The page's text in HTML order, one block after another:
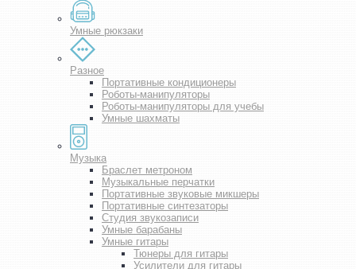
Умные рюкзаки
Разное
Портативные кондиционеры
Роботы-манипуляторы
Роботы-манипуляторы для учебы
Умные шахматы
Музыка
Браслет метроном
Музыкальные перчатки
Портативные звуковые микшеры
Портативные синтезаторы
Студия звукозаписи
Умные барабаны
Умные гитары
Тюнеры для гитары
Усилители для гитары